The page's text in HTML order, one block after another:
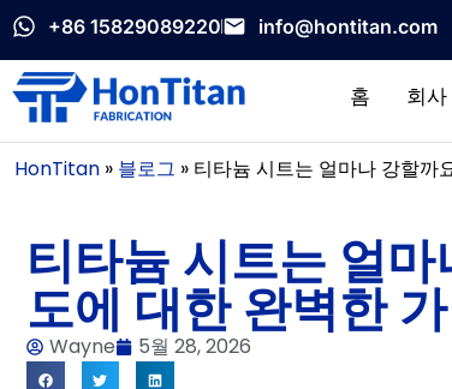
+86 15829089220 info@hontitan.com
홈 회
HonTitan » 블로그 » 티타늄 시트는 얼마나 강할까
티타늄 시트는 얼
도에 대한 완벽한
Wayne 5월 28, 2026